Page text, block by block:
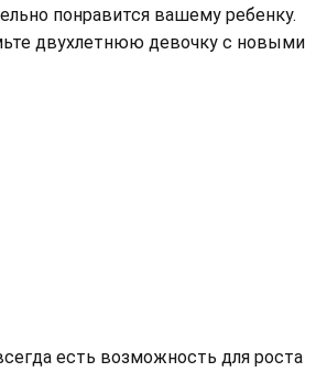
понравится вашему ребенку.
двухлетнюю девочку с новыми
есть возможность для роста